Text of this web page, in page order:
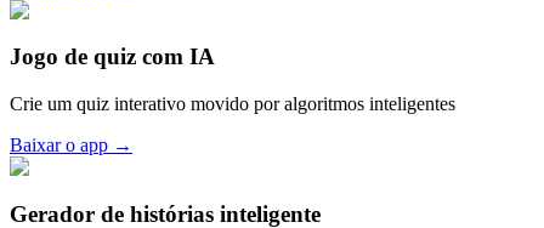
Jogo de quiz com IA
Crie um quiz interativo movido por algoritmos inteligentes
Baixar o app →
Gerador de histórias inteligente